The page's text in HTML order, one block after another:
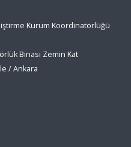
Kurum Koordinatörlüğü
Binası Zemin Kat
/ Ankara